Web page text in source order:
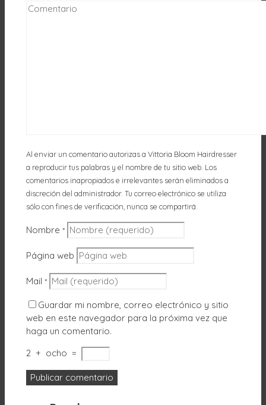
Al enviar un comentario autorizas a Vittoria Bloom Hairdresser
a reproducir tus palabras y el nombre de tu sitio web. Los
comentarios inapropiados e irrelevantes serán eliminados a
discreción del administrador. Tu correo electrónico se utiliza
sólo con fines de verificación, nunca se compartirá.
Nombre *
Página web
Mail *
Guardar mi nombre, correo electrónico y sitio
web en este navegador para la próxima vez que
haga un comentario.
2 + ocho =